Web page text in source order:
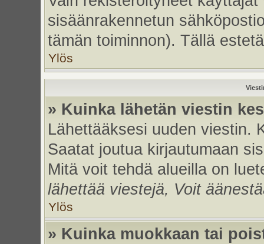
sisäänrakennetun
tämän toiminnon). Tällä
Ylös
» Kuinka lähetän viestin
Lähettääksesi uuden viestin.
Saatat joutua kirjautumaan
Mitä voit tehdä alueilla on
lähettää viestejä, Voit
Ylös
» Kuinka muokkaan tai